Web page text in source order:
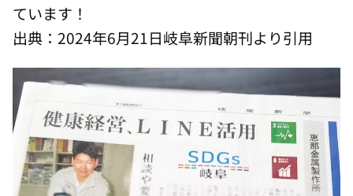
ています！
出典：2024年6月21日岐阜新聞朝刊より引用